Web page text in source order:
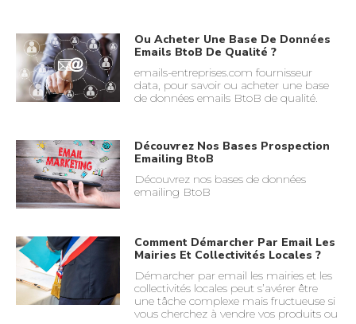
Ou Acheter Une Base De Données
Emails BtoB De Qualité ?
emails-entreprises.com fournisseur
data, pour savoir ou acheter une base
de données emails BtoB de qualité.
Découvrez Nos Bases Prospection
Emailing BtoB
Découvrez nos bases de données
emailing BtoB
Comment Démarcher Par Email Les
Mairies Et Collectivités Locales ?
Démarcher par email les mairies et les
collectivités locales peut s’avérer être
une tâche complexe mais fructueuse si
vous cherchez à vendre vos produits ou